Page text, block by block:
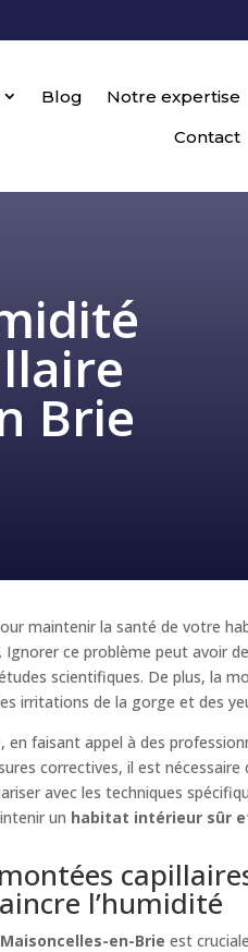
Blog
Notre expertise
Contact
Brie
maintenir la santé de votre
ce problème peut avoir
scientifiques. De plus, la
irritations de la gorge et des
, en faisant appel à des
correctives, il est
avec les techniques
un habitat intérieur sûr
l’humidité
Maisoncelles-en-Brie est